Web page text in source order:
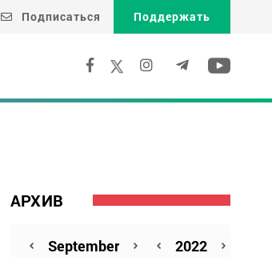
Подписаться Поддержать
АРХИВ